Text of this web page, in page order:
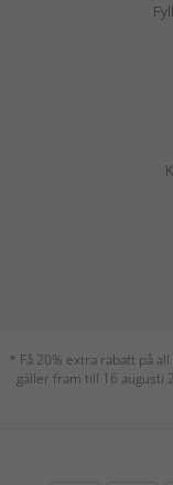
* Få 20% extra rabatt på
gäller fram till 16 augusti